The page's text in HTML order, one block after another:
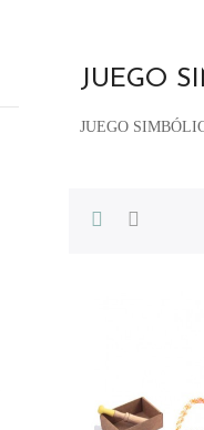
JUEGO
JUEGO